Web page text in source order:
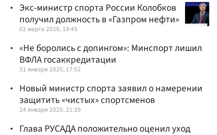
Экс-министр спорта России Колобков
получил должность в «Газпром нефти»
02 марта 2020, 19:45
«Не боролись с допингом»: Минспорт лишил
ВФЛА госаккредитации
31 января 2020, 17:52
Новый министр спорта заявил о намерении
защитить «чистых» спортсменов
24 января 2020, 21:39
Глава РУСАДА положительно оценил уход